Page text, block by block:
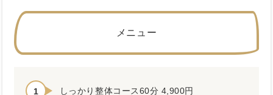
メニュー
しっかり整体コース60分 4,900円